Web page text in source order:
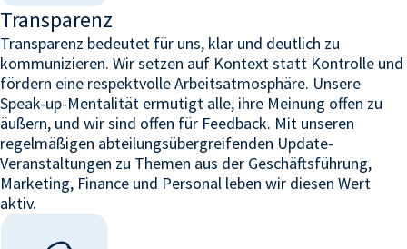
Transparenz
Transparenz bedeutet für uns, klar und deutlich zu
kommunizieren. Wir setzen auf Kontext statt Kontrolle und
fördern eine respektvolle Arbeitsatmosphäre. Unsere
Speak-up-Mentalität ermutigt alle, ihre Meinung offen zu
äußern, und wir sind offen für Feedback. Mit unseren
regelmäßigen abteilungsübergreifenden Update-
Veranstaltungen zu Themen aus der Geschäftsführung,
Marketing, Finance und Personal leben wir diesen Wert
aktiv.